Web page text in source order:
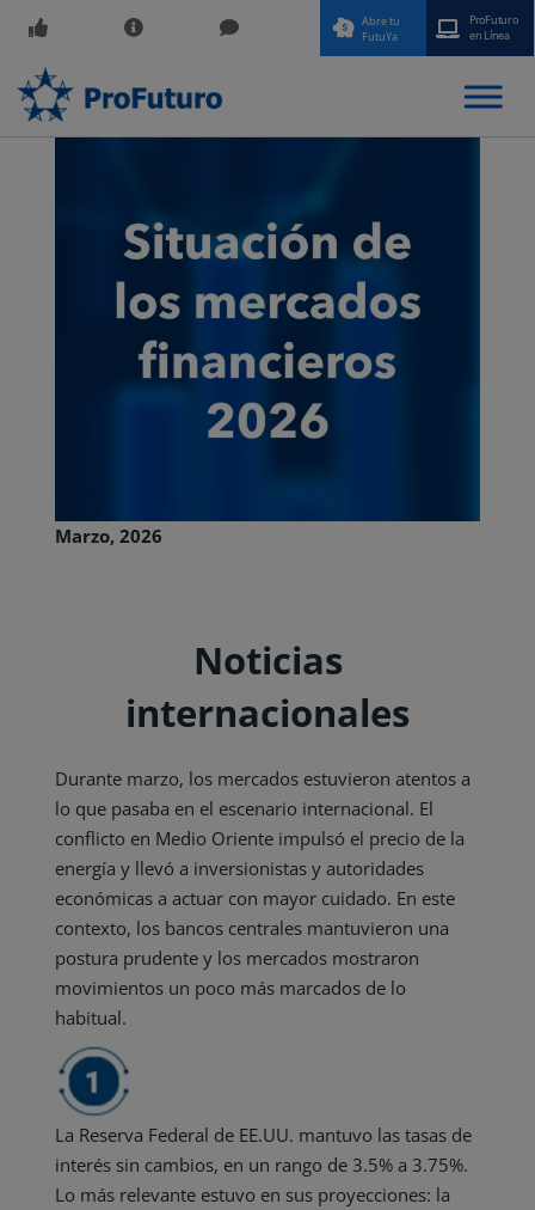
Abre tu
FutuYa
ProFuturo
en Línea
Marzo, 2026
Noticias
internacionales
Durante marzo, los mercados estuvieron atentos a
lo que pasaba en el escenario internacional. El
conflicto en Medio Oriente impulsó el precio de la
energía y llevó a inversionistas y autoridades
económicas a actuar con mayor cuidado. En este
contexto, los bancos centrales mantuvieron una
postura prudente y los mercados mostraron
movimientos un poco más marcados de lo
habitual.
La Reserva Federal de EE.UU. mantuvo las tasas de
interés sin cambios, en un rango de 3.5% a 3.75%.
Lo más relevante estuvo en sus proyecciones: la